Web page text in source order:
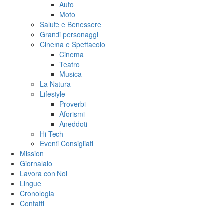
Auto
Moto
Salute e Benessere
Grandi personaggi
Cinema e Spettacolo
Cinema
Teatro
Musica
La Natura
Lifestyle
Proverbi
Aforismi
Aneddoti
Hi-Tech
Eventi Consigliati
Mission
Giornalaio
Lavora con Noi
Lingue
Cronologia
Contatti